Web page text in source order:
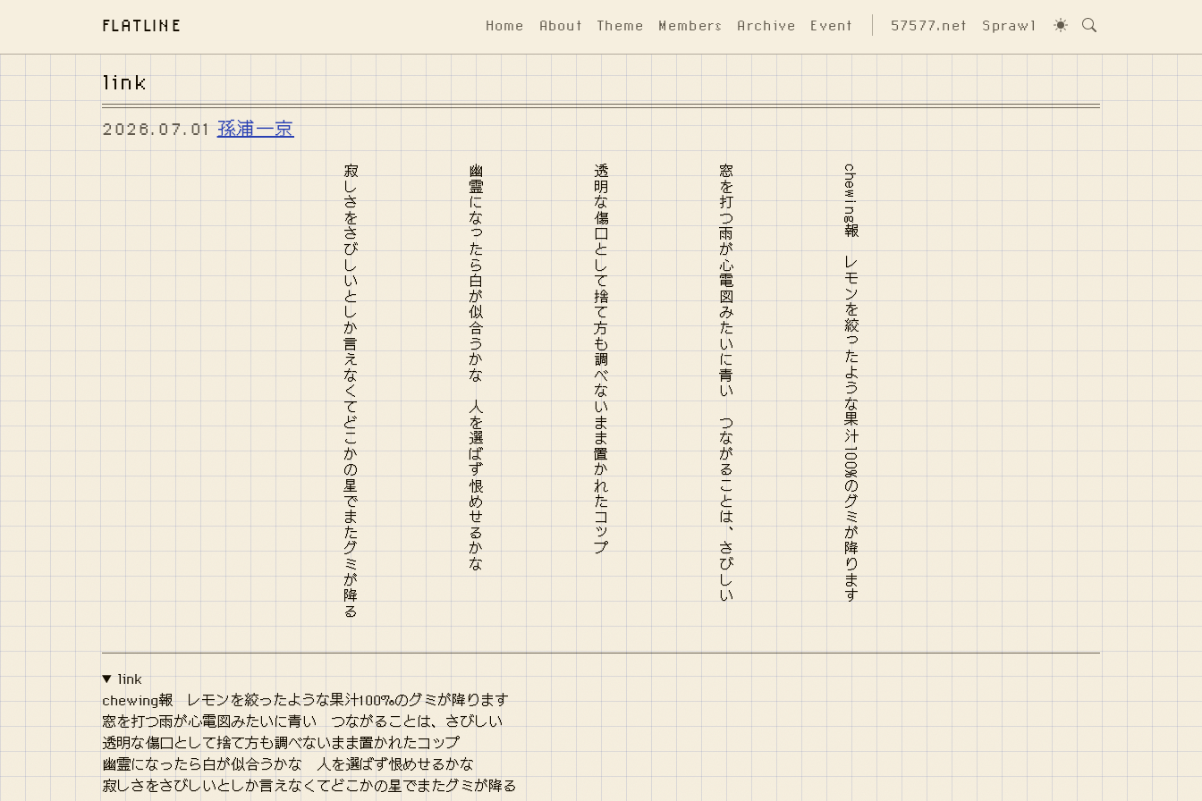
FLATLINE Home About Theme Members Archive Event 57577.net Sprawl
link
2026.07.01孫浦一京
chewing報 レモンを絞ったような果汁100%のグミが降ります
窓を打つ雨が心電図みたいに青い つながることは、さびしい
透明な傷口として捨て方も調べないまま置かれたコップ
幽霊になったら白が似合うかな 人を選ばず恨めせるかな
寂しさをさびしいとしか言えなくてどこかの星でまたグミが降る
link
chewing報 レモンを絞ったような果汁100%のグミが降ります
窓を打つ雨が心電図みたいに青い つながることは、さびしい
透明な傷口として捨て方も調べないまま置かれたコップ
幽霊になったら白が似合うかな 人を選ばず恨めせるかな
寂しさをさびしいとしか言えなくてどこかの星でまたグミが降る